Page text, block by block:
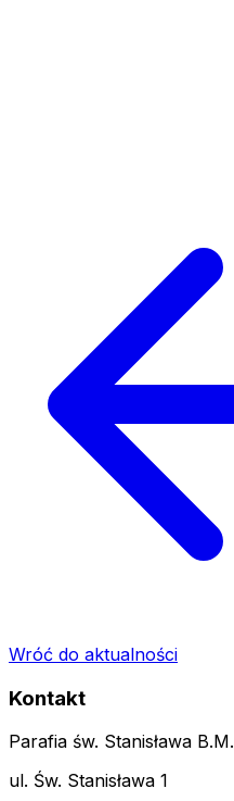
Wróć do aktualności
Kontakt
Parafia św. Stanisława B.M.
ul. Św. Stanisława 1